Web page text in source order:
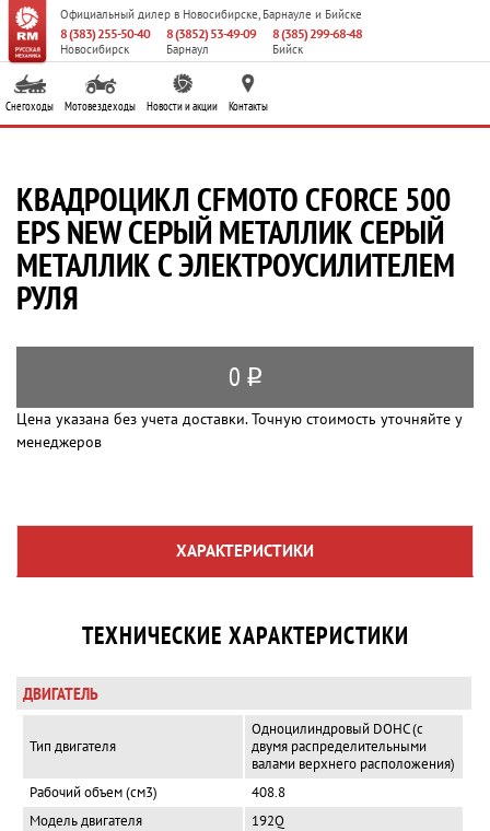
Официальный дилер в Новосибирске, Барнауле и Бийске
8 (383) 255-50-40
Новосибирск
8 (3852) 53-49-09
Барнаул
8 (385) 299-68-48
Бийск
Снегоходы Мотовездеходы Новости и акции Контакты
КВАДРОЦИКЛ CFMOTO CFORCE 500
EPS NEW СЕРЫЙ МЕТАЛЛИК СЕРЫЙ
МЕТАЛЛИК С ЭЛЕКТРОУСИЛИТЕЛЕМ
РУЛЯ
0 q
Цена указана без учета доставки. Точную стоимость уточняйте у
менеджеров
ХАРАКТЕРИСТИКИ
ТЕХНИЧЕСКИЕ ХАРАКТЕРИСТИКИ
ДВИГАТЕЛЬ
Тип двигателя
Одноцилиндровый DOHC (с
двумя распределительными
валами верхнего расположения)
Рабочий объем (см3)
408.8
Модель двигателя
192Q